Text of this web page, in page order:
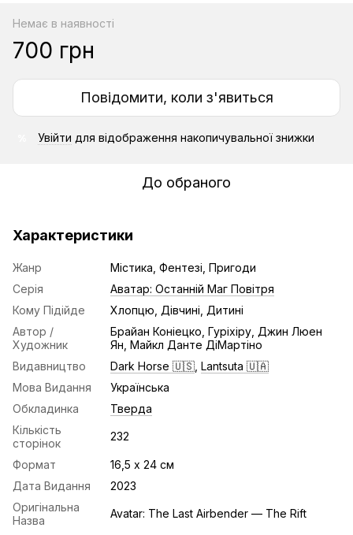
Немає в наявності
700 грн
Повідомити, коли з'явиться
Увійти для відображення накопичувальної знижки
До обраного
Характеристики
Жанр
Містика, Фентезі, Пригоди
Серія
Аватар: Останній Маг Повітря
Кому Підійде
Хлопцю, Дівчині, Дитині
Автор /
Художник
Брайан Коніецко, Гуріхіру, Джин Люен
Ян, Майкл Данте ДіМартіно
Видавництво
Dark Horse 🇺🇸 Lantsuta 🇺🇦
Мова Видання
Українська
Обкладинка
Тверда
Кількість
сторінок
232
Формат
16,5 х 24 см
Дата Видання
2023
Оригінальна
Назва
Avatar: The Last Airbender — The Rift